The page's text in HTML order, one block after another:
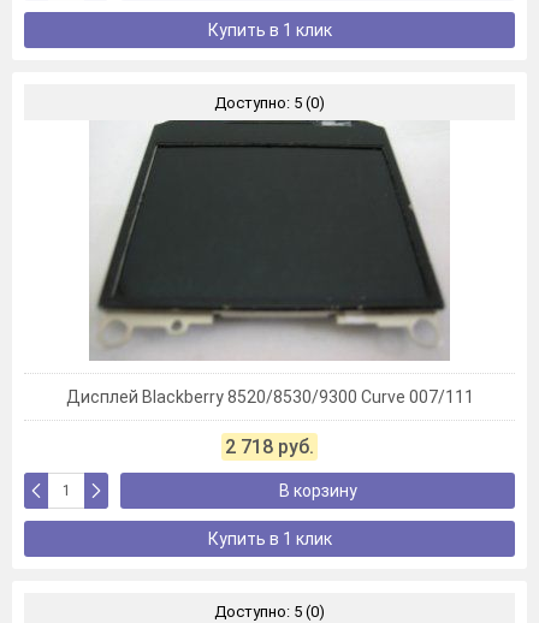
Купить в 1 клик
Доступно: 5 (0)
Дисплей Blackberry 8520/8530/9300 Curve 007/111
2 718 руб.
В корзину
Купить в 1 клик
Доступно: 5 (0)